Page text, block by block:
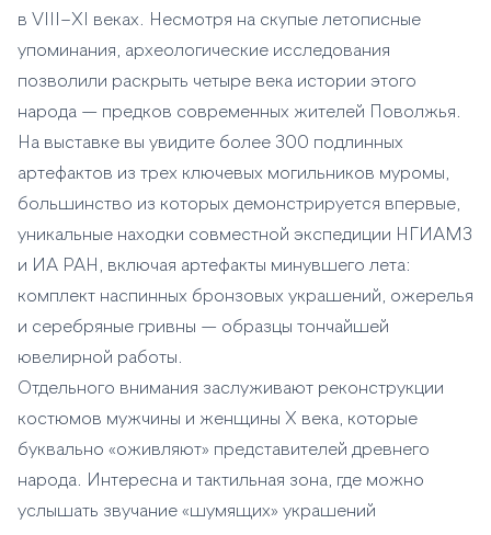
в VIII–XI веках. Несмотря на скупые летописные
упоминания, археологические исследования
позволили раскрыть четыре века истории этого
народа — предков современных жителей Поволжья.
На выставке вы увидите более 300 подлинных
артефактов из трех ключевых могильников муромы,
большинство из которых демонстрируется впервые,
уникальные находки совместной экспедиции НГИАМЗ
и ИА РАН, включая артефакты минувшего лета:
комплект наспинных бронзовых украшений, ожерелья
и серебряные гривны — образцы тончайшей
ювелирной работы.
Отдельного внимания заслуживают реконструкции
костюмов мужчины и женщины X века, которые
буквально «оживляют» представителей древнего
народа. Интересна и тактильная зона, где можно
услышать звучание «шумящих» украшений